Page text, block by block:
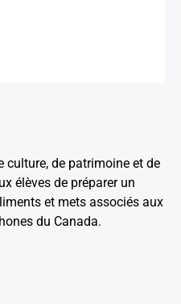
culture, de patrimoine et de
élèves de préparer un
et mets associés aux
du Canada.